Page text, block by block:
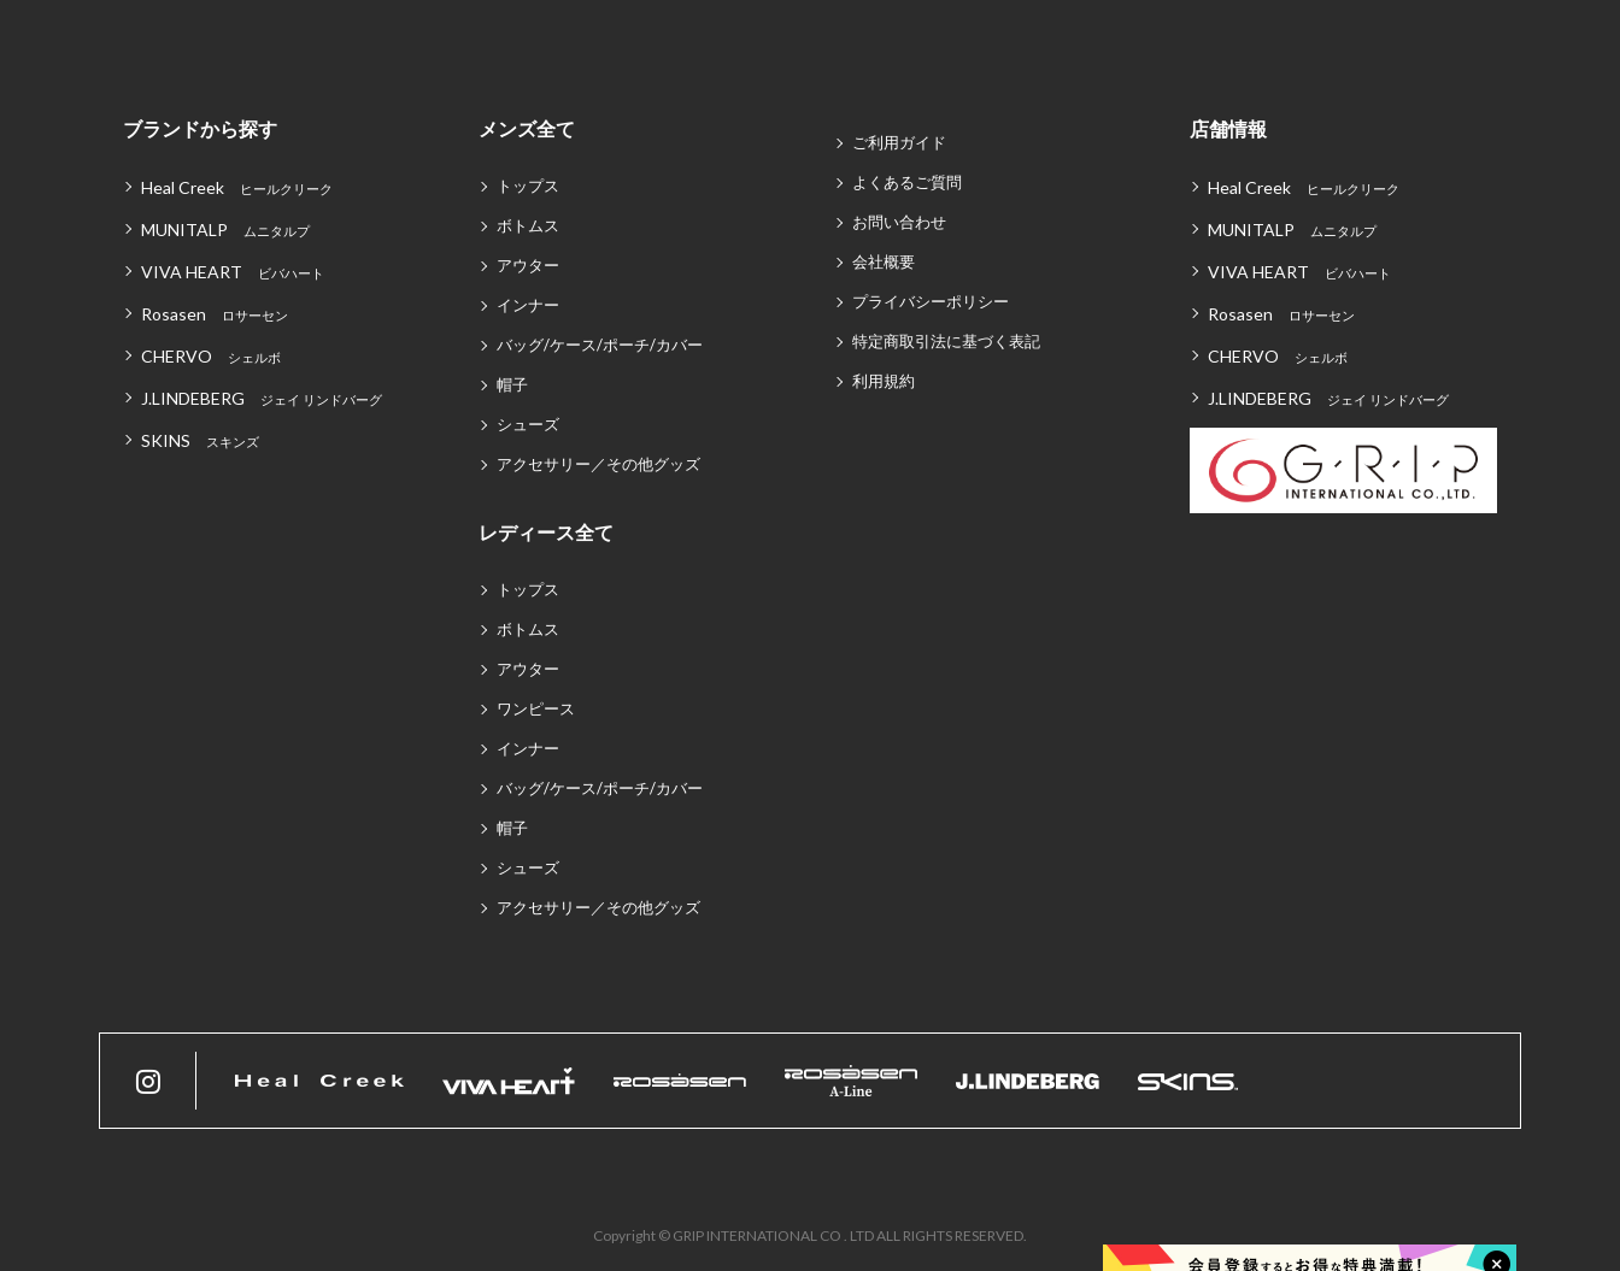
ブランドから探す
Heal Creek ヒールクリーク
MUNITALP ムニタルプ
VIVA HEART ビバハート
Rosasen ロサーセン
CHERVO シェルボ
J.LINDEBERG ジェイ リンドバーグ
SKINS スキンズ
メンズ全て
トップス
ボトムス
アウター
インナー
バッグ/ケース/ポーチ/カバー
帽子
シューズ
アクセサリー／その他グッズ
レディース全て
トップス
ボトムス
アウター
ワンピース
インナー
バッグ/ケース/ポーチ/カバー
帽子
シューズ
アクセサリー／その他グッズ
ご利用ガイド
よくあるご質問
お問い合わせ
会社概要
プライバシーポリシー
特定商取引法に基づく表記
利用規約
店舗情報
Heal Creek ヒールクリーク
MUNITALP ムニタルプ
VIVA HEART ビバハート
Rosasen ロサーセン
CHERVO シェルボ
J.LINDEBERG ジェイ リンドバーグ
Copyright © GRIP INTERNATIONAL CO . LTD ALL RIGHTS RESERVED.